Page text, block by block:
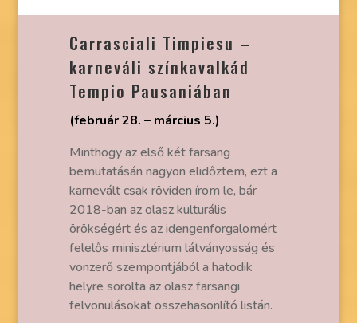
Carrasciali Timpiesu –
karneváli színkavalkád
Tempio Pausaniában
(február 28. – március 5.)
Minthogy az első két farsang
bemutatásán nagyon elidőztem, ezt a
karnevált csak röviden írom le, bár
2018-ban az olasz kulturális
örökségért és az idengenforgalomért
felelős minisztérium látványosság és
vonzerő szempontjából a hatodik
helyre sorolta az olasz farsangi
felvonulásokat összehasonlító listán.